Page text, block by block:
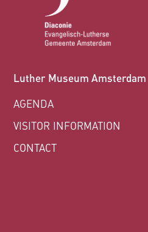
Luther Museum Amsterdam
AGENDA
VISITOR INFORMATION
CONTACT